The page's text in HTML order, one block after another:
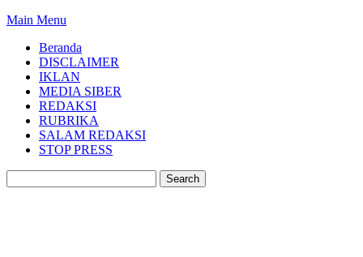
Main Menu
Beranda
DISCLAIMER
IKLAN
MEDIA SIBER
REDAKSI
RUBRIKA
SALAM REDAKSI
STOP PRESS